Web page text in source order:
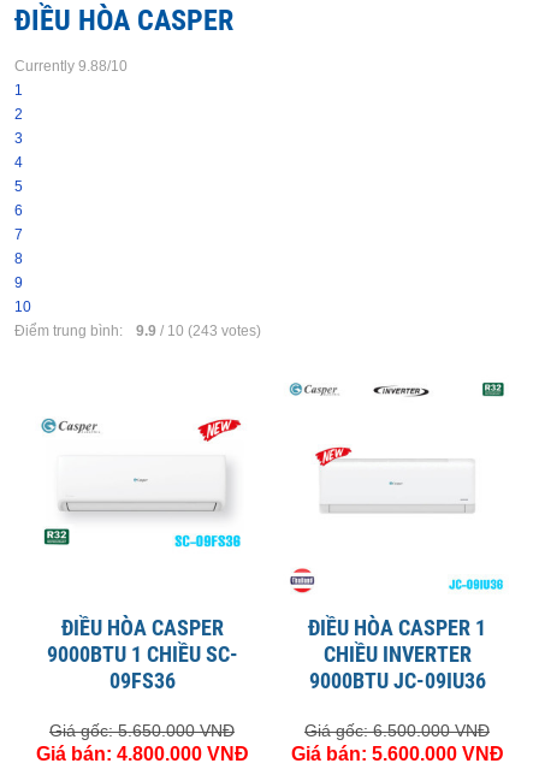
ĐIỀU HÒA CASPER
Currently 9.88/10
1
2
3
4
5
6
7
8
9
10
Điểm trung bình:
9.9 / 10 (243 votes)
ĐIỀU HÒA CASPER
9000BTU 1 CHIỀU SC-
09FS36
Giá gốc: 5.650.000 VNĐ
Giá bán: 4.800.000 VNĐ
ĐIỀU HÒA CASPER 1
CHIỀU INVERTER
9000BTU JC-09IU36
Giá gốc: 6.500.000 VNĐ
Giá bán: 5.600.000 VNĐ